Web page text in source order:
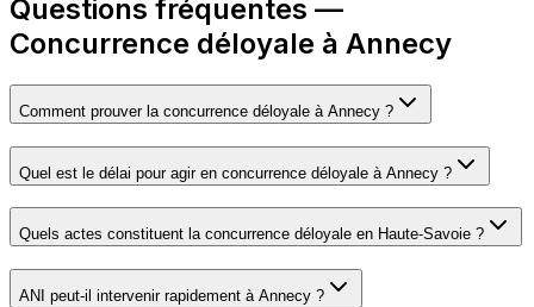
Questions fréquentes —
Concurrence déloyale à Annecy
Comment prouver la concurrence déloyale à Annecy ?
Quel est le délai pour agir en concurrence déloyale à Annecy ?
Quels actes constituent la concurrence déloyale en Haute-Savoie ?
ANI peut-il intervenir rapidement à Annecy ?